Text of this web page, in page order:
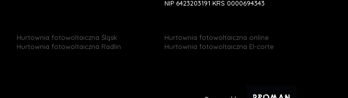
NIP 6423203191 KRS 0000694343
Hurtownia fotowoltaiczna Śląsk
Hurtownia fotowoltaiczna Radlin
Hurtownia fotowoltaiczna online
Hurtownia fotowoltaiczna El-corte